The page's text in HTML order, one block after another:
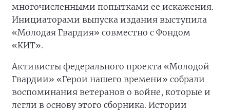
многочисленными попытками ее искажения.
Инициаторами выпуска издания выступила
«Молодая Гвардия» совместно с Фондом
«КИТ».
Активисты федерального проекта «Молодой
Гвардии» «Герои нашего времени» собрали
воспоминания ветеранов о войне, которые и
легли в основу этого сборника. Истории